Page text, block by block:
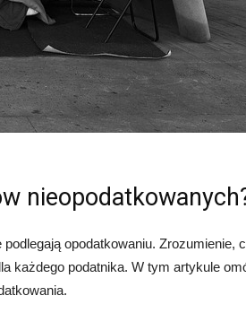
opodatkowaniu. Zrozumienie,
każdego podatnika. W tym artykule